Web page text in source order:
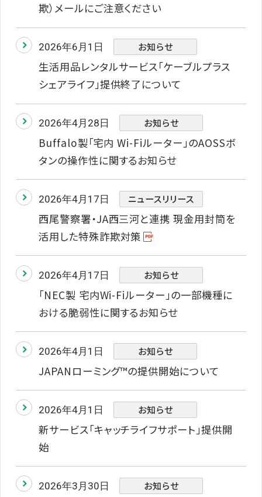
欺）メールにご注意ください
2026年6月1日 お知らせ
生活用品レンタルサービス「ケーブルプラス
シェアライフ」提供終了について
2026年4月28日 お知らせ
Buffalo製「宅内 Wi-Fiルーター」のAOSSボ
タンの操作性に関するお知らせ
2026年4月17日 ニュースリリース
西尾警察署・JA西三河と連携 現金用封筒を
活用した特殊詐欺対策
2026年4月17日 お知らせ
「NEC製 宅内Wi-Fiルーター」の一部機種に
おける脆弱性に関するお知らせ
2026年4月1日 お知らせ
JAPANローミング™の提供開始について
2026年4月1日 お知らせ
新サービス「キャッチライフサポート」提供開
始
2026年3月30日 お知らせ